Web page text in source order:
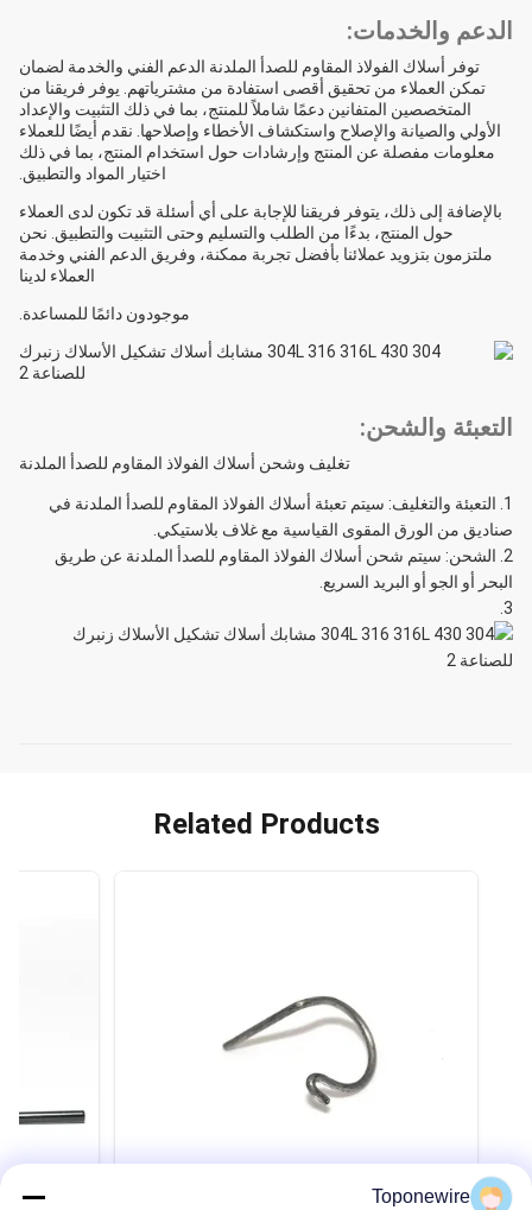
الدعم والخدمات:
توفر أسلاك الفولاذ المقاوم للصدأ الملدنة الدعم الفني والخدمة لضمان
تمكن العملاء من تحقيق أقصى استفادة من مشترياتهم. يوفر فريقنا من
المتخصصين المتفانين دعمًا شاملاً للمنتج، بما في ذلك التثبيت والإعداد
الأولي والصيانة والإصلاح واستكشاف الأخطاء وإصلاحها. نقدم أيضًا للعملاء
معلومات مفصلة عن المنتج وإرشادات حول استخدام المنتج، بما في ذلك
اختيار المواد والتطبيق.
بالإضافة إلى ذلك، يتوفر فريقنا للإجابة على أي أسئلة قد تكون لدى العملاء
حول المنتج، بدءًا من الطلب والتسليم وحتى التثبيت والتطبيق. نحن
ملتزمون بتزويد عملائنا بأفضل تجربة ممكنة، وفريق الدعم الفني وخدمة
العملاء لدينا
موجودون دائمًا للمساعدة.
التعبئة والشحن:
تغليف وشحن أسلاك الفولاذ المقاوم للصدأ الملدنة
التعبئة والتغليف: سيتم تعبئة أسلاك الفولاذ المقاوم للصدأ الملدنة في
صناديق من الورق المقوى القياسية مع غلاف بلاستيكي.
الشحن: سيتم شحن أسلاك الفولاذ المقاوم للصدأ الملدنة عن طريق
البحر أو الجو أو البريد السريع.
Related Products
Toponewire